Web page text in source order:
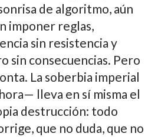
de algoritmo, aún
imponer reglas,
sin resistencia y
sin consecuencias. Pero
La soberbia imperial
lleva en sí misma el
destrucción: todo
que no duda, que no